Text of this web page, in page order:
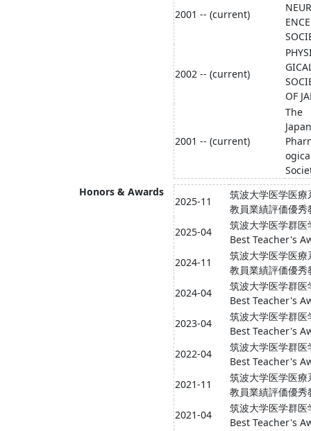
2001 -- (current)
ENCE
2002 -- (current)
OF
2001 -- (current)
The
Honors & Awards
2025-11
筑波大学医学医療
教員業績評価優秀
2025-04
筑波大学医学群医
Best Teacher's
2024-11
筑波大学医学医療
教員業績評価優秀
2024-04
筑波大学医学群医
Best Teacher's
2023-04
筑波大学医学群医
Best Teacher's
2022-04
筑波大学医学群医
Best Teacher's
2021-11
筑波大学医学医療
教員業績評価優秀
2021-04
筑波大学医学群医
Best Teacher's